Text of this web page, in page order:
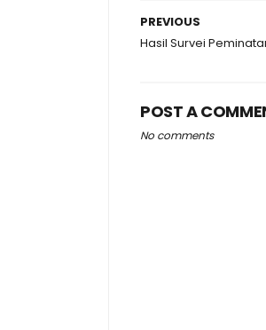
PREVIOUS
Hasil Survei
POST A
No comments